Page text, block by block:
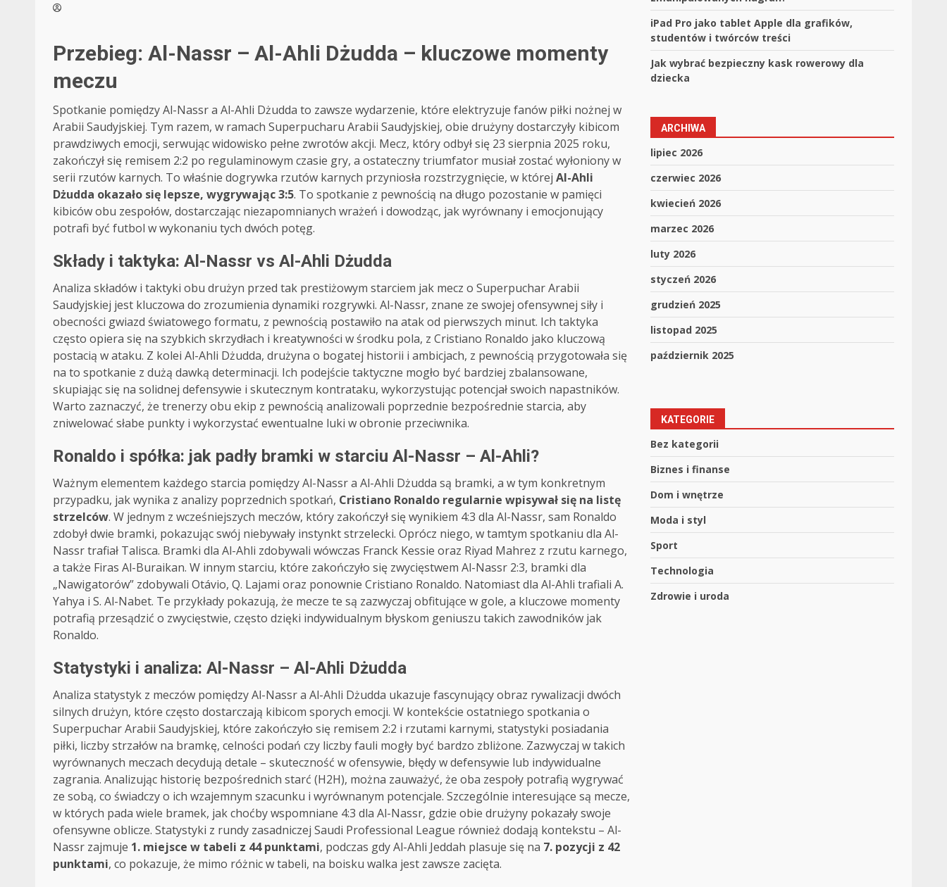
Przebieg: Al-Nassr – Al-Ahli Dżudda – kluczowe momenty
meczu
Spotkanie pomiędzy Al-Nassr a Al-Ahli Dżudda to zawsze wydarzenie, które elektryzuje fanów piłki nożnej w
Arabii Saudyjskiej. Tym razem, w ramach Superpucharu Arabii Saudyjskiej, obie drużyny dostarczyły kibicom
prawdziwych emocji, serwując widowisko pełne zwrotów akcji. Mecz, który odbył się 23 sierpnia 2025 roku,
zakończył się remisem 2:2 po regulaminowym czasie gry, a ostateczny triumfator musiał zostać wyłoniony w
serii rzutów karnych. To właśnie dogrywka rzutów karnych przyniosła rozstrzygnięcie, w której Al-Ahli
Dżudda okazało się lepsze, wygrywając 3:5. To spotkanie z pewnością na długo pozostanie w pamięci
kibiców obu zespołów, dostarczając niezapomnianych wrażeń i dowodząc, jak wyrównany i emocjonujący
potrafi być futbol w wykonaniu tych dwóch potęg.
Składy i taktyka: Al-Nassr vs Al-Ahli Dżudda
Analiza składów i taktyki obu drużyn przed tak prestiżowym starciem jak mecz o Superpuchar Arabii
Saudyjskiej jest kluczowa do zrozumienia dynamiki rozgrywki. Al-Nassr, znane ze swojej ofensywnej siły i
obecności gwiazd światowego formatu, z pewnością postawiło na atak od pierwszych minut. Ich taktyka
często opiera się na szybkich skrzydłach i kreatywności w środku pola, z Cristiano Ronaldo jako kluczową
postacią w ataku. Z kolei Al-Ahli Dżudda, drużyna o bogatej historii i ambicjach, z pewnością przygotowała się
na to spotkanie z dużą dawką determinacji. Ich podejście taktyczne mogło być bardziej zbalansowane,
skupiając się na solidnej defensywie i skutecznym kontrataku, wykorzystując potencjał swoich napastników.
Warto zaznaczyć, że trenerzy obu ekip z pewnością analizowali poprzednie bezpośrednie starcia, aby
zniwelować słabe punkty i wykorzystać ewentualne luki w obronie przeciwnika.
Ronaldo i spółka: jak padły bramki w starciu Al-Nassr – Al-Ahli?
Ważnym elementem każdego starcia pomiędzy Al-Nassr a Al-Ahli Dżudda są bramki, a w tym konkretnym
przypadku, jak wynika z analizy poprzednich spotkań, Cristiano Ronaldo regularnie wpisywał się na listę
strzelców. W jednym z wcześniejszych meczów, który zakończył się wynikiem 4:3 dla Al-Nassr, sam Ronaldo
zdobył dwie bramki, pokazując swój niebywały instynkt strzelecki. Oprócz niego, w tamtym spotkaniu dla Al-
Nassr trafiał Talisca. Bramki dla Al-Ahli zdobywali wówczas Franck Kessie oraz Riyad Mahrez z rzutu karnego,
a także Firas Al-Buraikan. W innym starciu, które zakończyło się zwycięstwem Al-Nassr 2:3, bramki dla
„Nawigatorów” zdobywali Otávio, Q. Lajami oraz ponownie Cristiano Ronaldo. Natomiast dla Al-Ahli trafiali A.
Yahya i S. Al-Nabet. Te przykłady pokazują, że mecze te są zazwyczaj obfitujące w gole, a kluczowe momenty
potrafią przesądzić o zwycięstwie, często dzięki indywidualnym błyskom geniuszu takich zawodników jak
Ronaldo.
Statystyki i analiza: Al-Nassr – Al-Ahli Dżudda
Analiza statystyk z meczów pomiędzy Al-Nassr a Al-Ahli Dżudda ukazuje fascynujący obraz rywalizacji dwóch
silnych drużyn, które często dostarczają kibicom sporych emocji. W kontekście ostatniego spotkania o
Superpuchar Arabii Saudyjskiej, które zakończyło się remisem 2:2 i rzutami karnymi, statystyki posiadania
piłki, liczby strzałów na bramkę, celności podań czy liczby fauli mogły być bardzo zbliżone. Zazwyczaj w takich
wyrównanych meczach decydują detale – skuteczność w ofensywie, błędy w defensywie lub indywidualne
zagrania. Analizując historię bezpośrednich starć (H2H), można zauważyć, że oba zespoły potrafią wygrywać
ze sobą, co świadczy o ich wzajemnym szacunku i wyrównanym potencjale. Szczególnie interesujące są mecze,
w których pada wiele bramek, jak choćby wspomniane 4:3 dla Al-Nassr, gdzie obie drużyny pokazały swoje
ofensywne oblicze. Statystyki z rundy zasadniczej Saudi Professional League również dodają kontekstu – Al-
Nassr zajmuje 1. miejsce w tabeli z 44 punktami, podczas gdy Al-Ahli Jeddah plasuje się na 7. pozycji z 42
punktami, co pokazuje, że mimo różnic w tabeli, na boisku walka jest zawsze zacięta.
iPad Pro jako tablet Apple dla grafików,
studentów i twórców treści
Jak wybrać bezpieczny kask rowerowy dla
dziecka
ARCHIWA
lipiec 2026
czerwiec 2026
kwiecień 2026
marzec 2026
luty 2026
styczeń 2026
grudzień 2025
listopad 2025
październik 2025
KATEGORIE
Bez kategorii
Biznes i finanse
Dom i wnętrze
Moda i styl
Sport
Technologia
Zdrowie i uroda